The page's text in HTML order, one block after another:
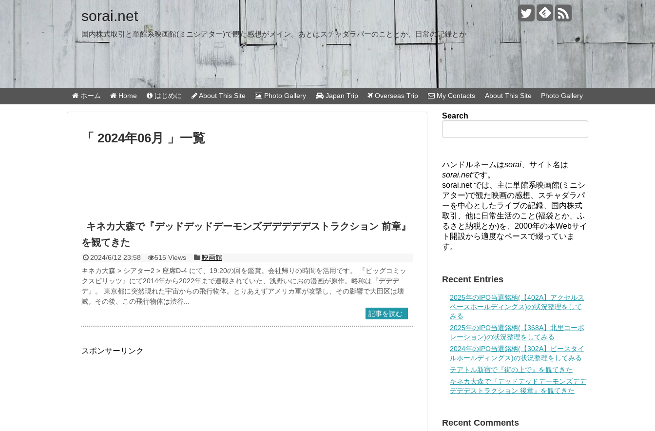
sorai.net
国内株式取引と単館系映画館(ミニシアター)で観た感想がメイン。あとはスチャダラパーのこととか、日常の記録とか
ホーム Home はじめに About This Site Photo Gallery Japan Trip Overseas Trip My Contacts About This Site Photo Gallery
「 2024年06月 」一覧
キネカ大森で『デッドデッドデーモンズデデデデデストラクション 前章』
を観てきた
2024/6/12 23:58 515 Views
映画館
キネカ大森 > シアター2 > 座席D-4 にて、19:20の回を鑑賞。会社帰りの時間を活用です。 『ビッグコミッ
クスピリッツ』にて2014年から2022年まで連載されていた、浅野いにおの漫画が原作。略称は『デデデ
デ』。 東京都に突然現れた宇宙からの飛行物体。とりあえずアメリカ軍が攻撃し、その影響で大田区は壊
滅。その後、この飛行物体は渋谷...
記事を読む
スポンサーリンク
Search
ハンドルネームはsorai 、サイト名は
sorai.netです。
sorai.net では、主に単館系映画館(ミニシ
アター)で観た映画の感想、スチャダラパ
ーを中心としたライブの記録、国内株式
取引、他に日常生活のこと(福袋とか、ふ
るさと納税とか)を、2000年の本Webサイ
ト開設から適度なペースで綴っていま
す。
Recent Entries
2025年のIPO当選銘柄(【402A】アクセルス
ペースホールディングス)の状況整理をして
みる
2025年のIPO当選銘柄(【368A】北里コーポ
レーション)の状況整理をしてみる
2024年のIPO当選銘柄(【302A】ビースタイ
ルホールディングス)の状況整理をしてみる
テアトル新宿で『街の上で』を観てきた
キネカ大森で『デッドデッドデーモンズデデ
デデデストラクション 後章』を観てきた
Recent Comments